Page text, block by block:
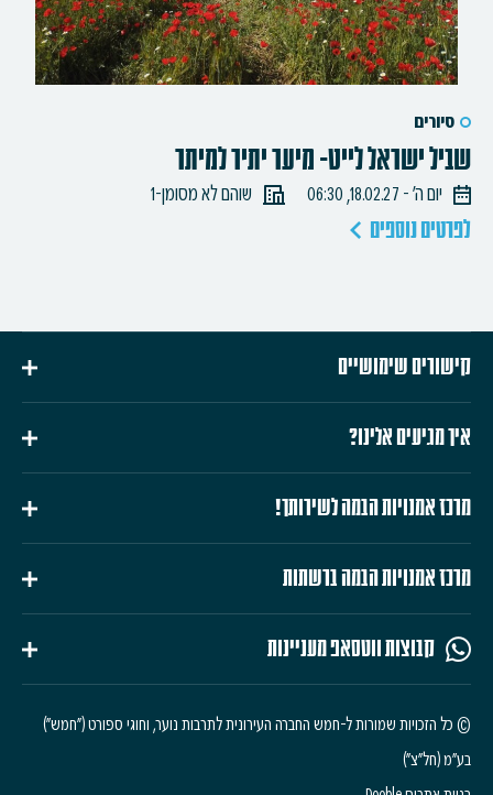
סיורים
שביל ישראל לייט- מיער יתיר למיתר
יום ה׳ - 18.02.27, 06:30 שוהם לא מסומן-1
לפרטים נוספים
קישורים שימושיים
איך מגיעים אלינו?
מרכז אמנויות הבמה לשירותך!
מרכז אמנויות הבמה ברשתות
קבוצות ווטסאפ מעניינות
© כל הזכויות שמורות ל-חמש החברה העירונית לתרבות נוער, וחוגי ספורט ("חמש")
בע"מ (חל"צ")